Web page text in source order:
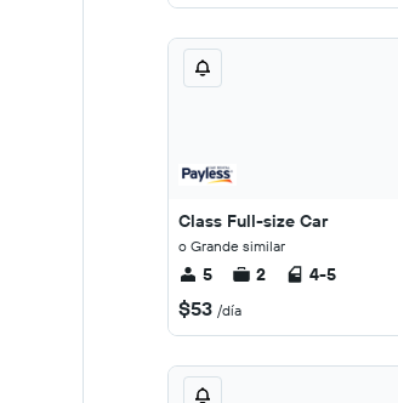
Class Full-size Car
o Grande similar
5 2 4-5
$53 /día